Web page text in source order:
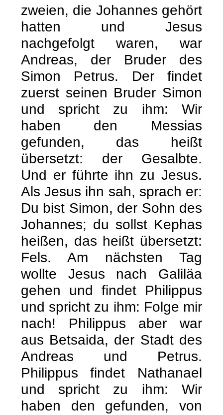
zweien, die Johannes gehört
hatten und Jesus
nachgefolgt waren, war
Andreas, der Bruder des
Simon Petrus. Der findet
zuerst seinen Bruder Simon
und spricht zu ihm: Wir
haben den Messias
gefunden, das heißt
übersetzt: der Gesalbte.
Und er führte ihn zu Jesus.
Als Jesus ihn sah, sprach er:
Du bist Simon, der Sohn des
Johannes; du sollst Kephas
heißen, das heißt übersetzt:
Fels. Am nächsten Tag
wollte Jesus nach Galiläa
gehen und findet Philippus
und spricht zu ihm: Folge mir
nach! Philippus aber war
aus Betsaida, der Stadt des
Andreas und Petrus.
Philippus findet Nathanael
und spricht zu ihm: Wir
haben den gefunden, von